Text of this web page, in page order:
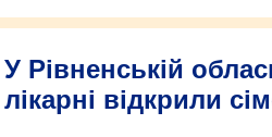
У Рівненській
лікарні відкрили